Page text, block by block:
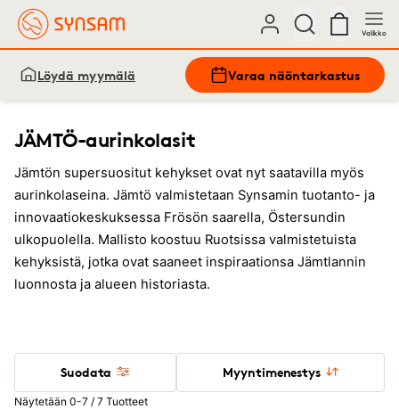
Valikko
Löydä myymälä Varaa näöntarkastus
JÄMTÖ-aurinkolasit
Jämtön supersuositut kehykset ovat nyt saatavilla myös
aurinkolaseina. Jämtö valmistetaan Synsamin tuotanto- ja
innovaatiokeskuksessa Frösön saarella, Östersundin
ulkopuolella. Mallisto koostuu Ruotsissa valmistetuista
kehyksistä, jotka ovat saaneet inspiraationsa Jämtlannin
luonnosta ja alueen historiasta.
Suodata Myyntimenestys
Näytetään 0-7 / 7 Tuotteet